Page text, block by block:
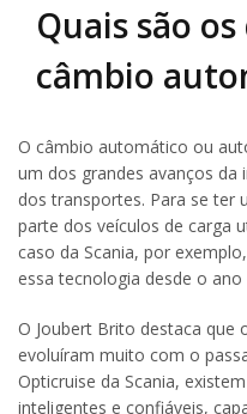
Quais são
câmbio
O câmbio automático ou
um dos grandes avanços
dos transportes. Para se ter
parte dos veículos de carga
caso da Scania, por
essa tecnologia desde o ano
O Joubert Brito destaca que
evoluíram muito com o
Opticruise da Scania,
inteligentes e confiáveis,